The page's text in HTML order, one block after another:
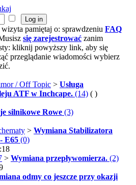
pamiętaj o: sprawdzeniu FAQ
się zarejestrować zanim
kliknij powyższy link, aby się
przeglądanie wiadomości wybierz
/ Off Topic > Usługa
ATF w Inchcape. (14) ( )
silnikowe Rowe (3)
> Wymiana Stabilizatora
E65 (0)
> Wymiana przepływomierza. (2)
odmy co jeszcze przy okazji